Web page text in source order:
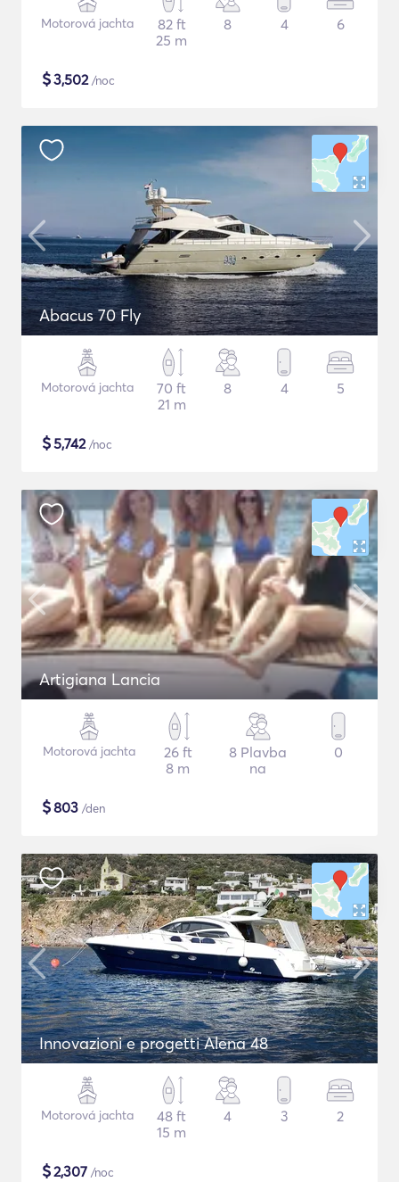
Motorová jachta
82 ft
25 m
8 4 6
$3,502/noc
Abacus 70 Fly
Motorová jachta
70 ft
21 m
8 4 5
$5,742/noc
Artigiana Lancia
Motorová jachta
26 ft
8 m
8 Plavba
na
0
$803 /den
Innovazioni e progetti Alena 48
Motorová jachta
48 ft
15 m
4 3 2
$2,307 /noc